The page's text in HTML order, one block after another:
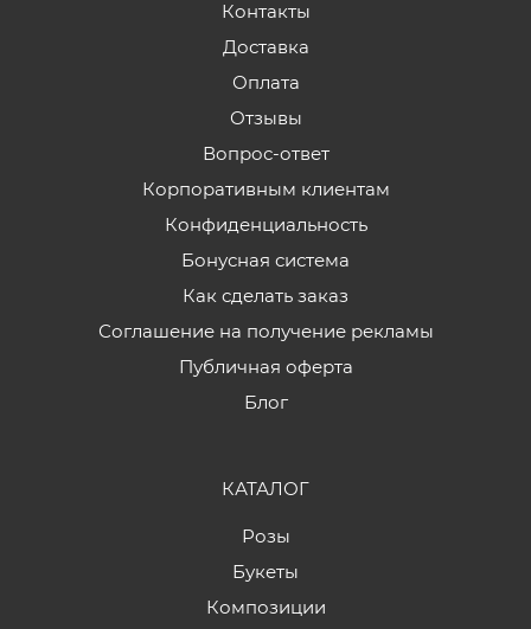
Контакты
Доставка
Оплата
Отзывы
Вопрос-ответ
Корпоративным клиентам
Конфиденциальность
Бонусная система
Как сделать заказ
Соглашение на получение рекламы
Публичная оферта
Блог
КАТАЛОГ
Розы
Букеты
Композиции